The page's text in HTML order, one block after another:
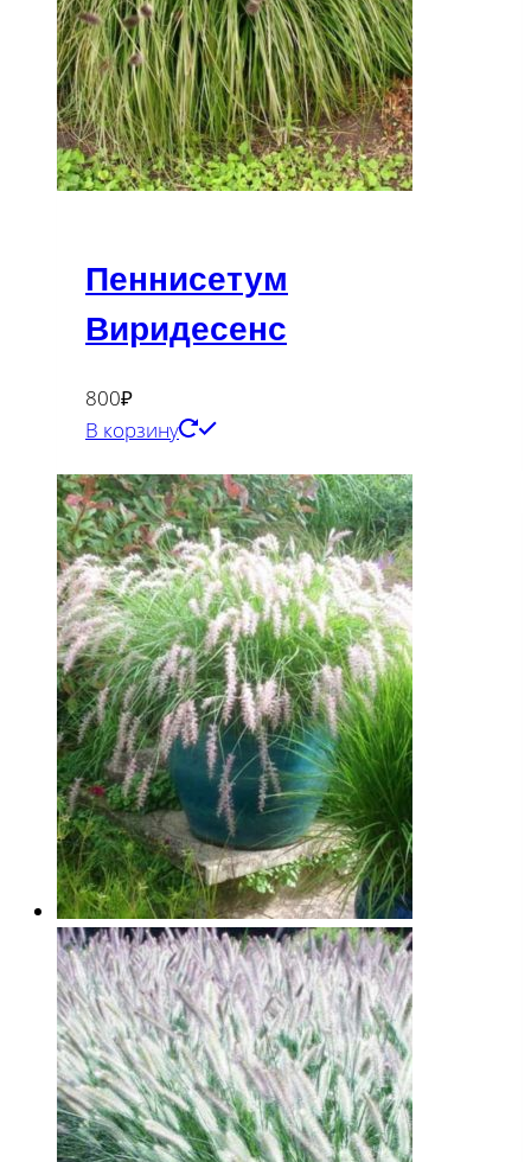
Пеннисетум
Виридесенс
800₽
В корзину